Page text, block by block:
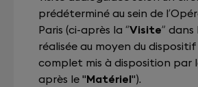
prédéterminé au sein de
Paris (ci-après la “Visite” dans
réalisée au moyen du
complet mis à disposition par
après le "Matériel").